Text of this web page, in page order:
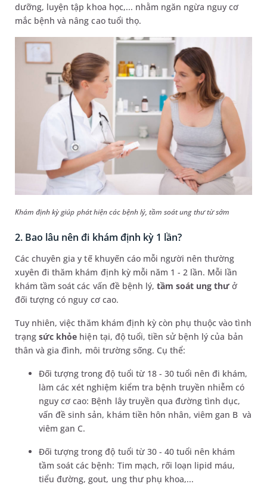
dưỡng, luyện tập khoa học,... nhằm ngăn ngừa nguy cơ
mắc bệnh và nâng cao tuổi thọ.
Khám định kỳ giúp phát hiện các bệnh lý, tầm soát ung thư từ sớm
2. Bao lâu nên đi khám định kỳ 1 lần?
Các chuyên gia y tế khuyến cáo mỗi người nên thường
xuyên đi thăm khám định kỳ mỗi năm 1 - 2 lần. Mỗi lần
khám tầm soát các vấn đề bệnh lý, tầm soát ung thưở
đối tượng có nguy cơ cao.
Tuy nhiên, việc thăm khám định kỳ còn phụ thuộc vào tình
trạngsức khỏe hiện tại, độ tuổi, tiền sử bệnh lý của bản
thân và gia đình, môi trường sống. Cụ thể:
Đối tượng trong độ tuổi từ 18 - 30 tuổi nên đi khám,
làm các xét nghiệm kiểm tra bệnh truyền nhiễm có
nguy cơ cao: Bệnh lây truyền qua đường tình dục,
vấn đề sinh sản, khám tiền hôn nhân, viêm gan B và
viêm gan C.
Đối tượng trong độ tuổi từ 30 - 40 tuổi nên khám
tầm soát các bệnh: Tim mạch, rối loạn lipid máu,
tiểu đường, gout, ung thư phụ khoa,...